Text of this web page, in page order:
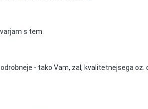
s tem.
- tako Vam, zal, kvalitetnejsega oz.